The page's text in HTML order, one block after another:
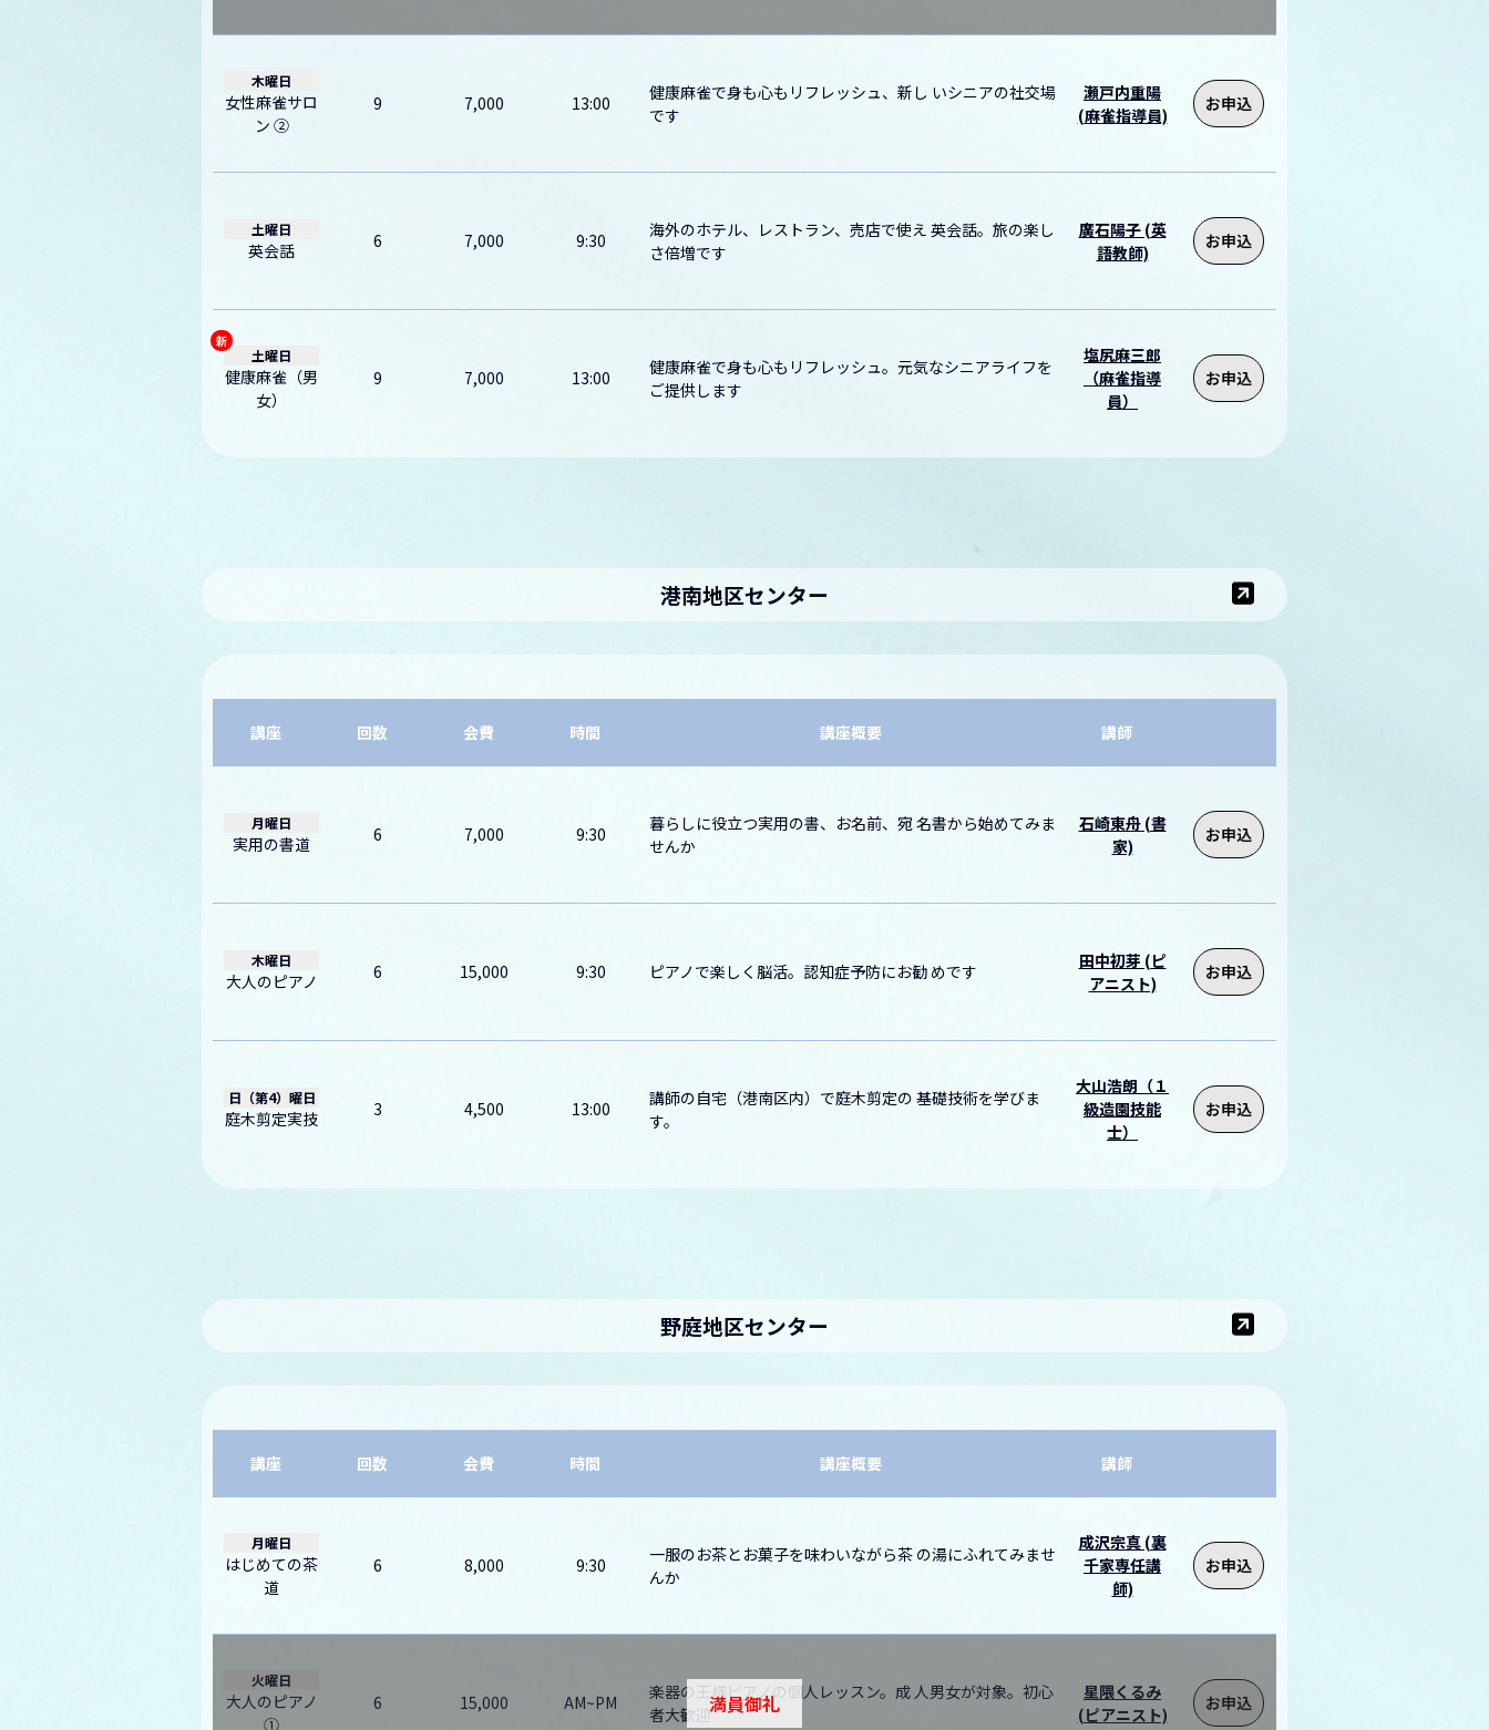
木曜日
女性麻雀サロ
ン ②
9 7,000 13:00
健康麻雀で身も心もリフレッシュ、新し いシニアの社交場
です
瀬戸内重陽
(麻雀指導員)
お申込
土曜日
英会話 6 7,000 9:30
海外のホテル、レストラン、売店で使え 英会話。旅の楽し
さ倍増です
廣石陽子 (英
語教師)
お申込
新
土曜日
健康麻雀（男
女）
9 7,000 13:00
健康麻雀で身も心もリフレッシュ。元気なシニアライフを
ご提供します
塩尻麻三郎
（麻雀指導
員）
お申込
港南地区センター
講座 回数 会費 時間 講座概要 講師
月曜日
実用の書道 6 7,000 9:30
暮らしに役立つ実用の書、お名前、宛 名書から始めてみま
せんか
石崎東舟 (書
家)
お申込
木曜日
大人のピアノ 6 15,000 9:30 ピアノで楽しく脳活。認知症予防にお勧 めです
田中初芽 (ピ
アニスト)
お申込
日（第4）曜日
庭木剪定実技 3 4,500 13:00
講師の自宅（港南区内）で庭木剪定の 基礎技術を学びま
す。
大山浩朗（１
級造園技能
士）
お申込
野庭地区センター
講座 回数 会費 時間 講座概要 講師
月曜日
はじめての茶
道
6 8,000 9:30
一服のお茶とお菓子を味わいながら茶 の湯にふれてみませ
んか
成沢宗真 (裏
千家専任講
師)
お申込
火曜日
大人のピアノ
①
6 15,000 AM~PM
楽器の王様ピアノの個人レッスン。成 人男女が対象。初心
者大歓迎
星隈くるみ
(ピアニスト)
お申込
満員御礼